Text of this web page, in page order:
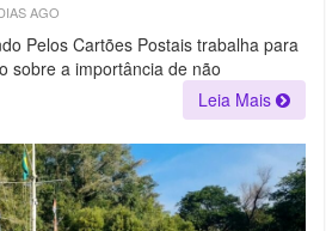
AGO
Pelos Cartões Postais trabalha para
sobre a importância de não
Leia Mais